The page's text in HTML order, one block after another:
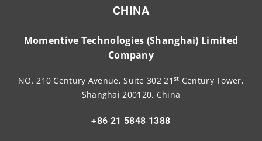
CHINA
Momentive Technologies (Shanghai) Limited
Company
NO. 210 Century Avenue, Suite 302 21 st Century Tower,
Shanghai 200120, China
+86 21 5848 1388